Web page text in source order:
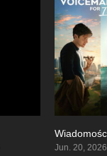
Jun. 20, 2026